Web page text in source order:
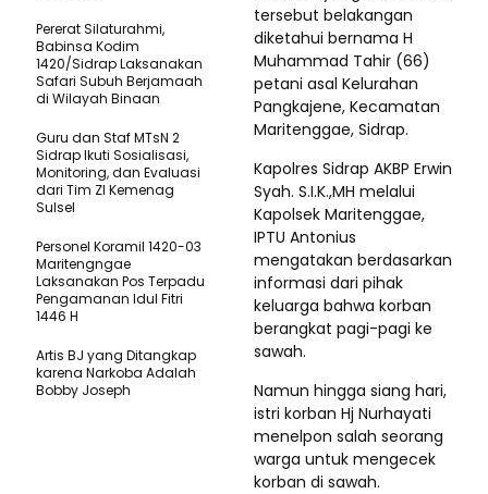
tersebut belakangan
diketahui bernama H
Muhammad Tahir (66)
petani asal Kelurahan
Pangkajene, Kecamatan
Maritenggae, Sidrap.
Kapolres Sidrap AKBP Erwin
Syah. S.I.K.,MH melalui
Kapolsek Maritenggae,
IPTU Antonius
mengatakan berdasarkan
informasi dari pihak
keluarga bahwa korban
berangkat pagi-pagi ke
sawah.
Namun hingga siang hari,
istri korban Hj Nurhayati
menelpon salah seorang
warga untuk mengecek
korban di sawah.
Pererat Silaturahmi,
Babinsa Kodim
1420/Sidrap Laksanakan
Safari Subuh Berjamaah
di Wilayah Binaan
Guru dan Staf MTsN 2
Sidrap Ikuti Sosialisasi,
Monitoring, dan Evaluasi
dari Tim ZI Kemenag
Sulsel
Personel Koramil 1420-03
Maritengngae
Laksanakan Pos Terpadu
Pengamanan Idul Fitri
1446 H
Artis BJ yang Ditangkap
karena Narkoba Adalah
Bobby Joseph